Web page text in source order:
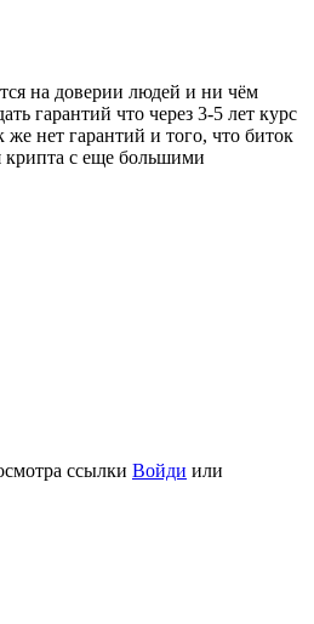
на доверии людей и ни чём
гарантий что через 3-5 лет курс
же нет гарантий и того, что биток
крипта с еще большими
ссылки Войди или